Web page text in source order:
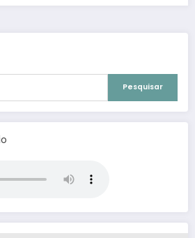
Pesquisar